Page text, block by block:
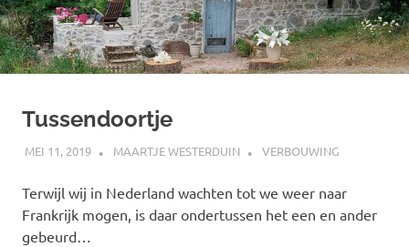
springen
Tussendoortje
MEI 11, 2019 MAARTJE WESTERDUIN VERBOUWING
Terwijl wij in Nederland wachten tot we weer naar
Frankrijk mogen, is daar ondertussen het een en ander
gebeurd…